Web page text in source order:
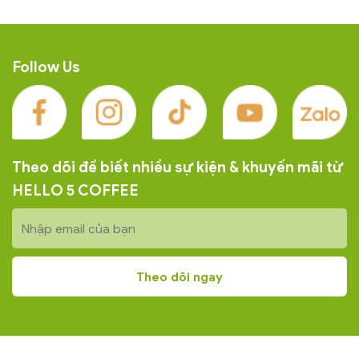
Follow Us
Theo dõi để biết nhiều sự kiện & khuyến mãi từ
HELLO 5 COFFEE